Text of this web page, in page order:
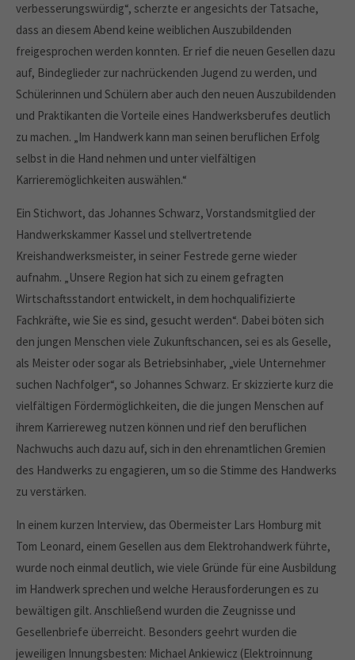
verbesserungswürdig“, scherzte er angesichts der Tatsache,
dass an diesem Abend keine weiblichen Auszubildenden
freigesprochen werden konnten. Er rief die neuen Gesellen dazu
auf, Bindeglieder zur nachrückenden Jugend zu werden, und
Schülerinnen und Schülern aber auch den neuen Auszubildenden
und Praktikanten die Vorteile eines Handwerksberufes deutlich
zu machen. „Im Handwerk kann man seinen beruflichen Erfolg
selbst in die Hand nehmen und unter vielfältigen
Karrieremöglichkeiten auswählen.“
Ein Stichwort, das Johannes Schwarz, Vorstandsmitglied der
Handwerkskammer Kassel und stellvertretende
Kreishandwerksmeister, in seiner Festrede gerne wieder
aufnahm. „Unsere Region hat sich zu einem gefragten
Wirtschaftsstandort entwickelt, in dem hochqualifizierte
Fachkräfte, wie Sie es sind, gesucht werden“. Dabei böten sich
den jungen Menschen viele Zukunftschancen, sei es als Geselle,
als Meister oder sogar als Betriebsinhaber, „viele Unternehmer
suchen Nachfolger“, so Johannes Schwarz. Er skizzierte kurz die
vielfältigen Fördermöglichkeiten, die die jungen Menschen auf
ihrem Karriereweg nutzen können und rief den beruflichen
Nachwuchs auch dazu auf, sich in den ehrenamtlichen Gremien
des Handwerks zu engagieren, um so die Stimme des Handwerks
zu verstärken.
In einem kurzen Interview, das Obermeister Lars Homburg mit
Tom Leonard, einem Gesellen aus dem Elektrohandwerk führte,
wurde noch einmal deutlich, wie viele Gründe für eine Ausbildung
im Handwerk sprechen und welche Herausforderungen es zu
bewältigen gilt. Anschließend wurden die Zeugnisse und
Gesellenbriefe überreicht. Besonders geehrt wurden die
jeweiligen Innungsbesten: Michael Ankiewicz (Elektroinnung